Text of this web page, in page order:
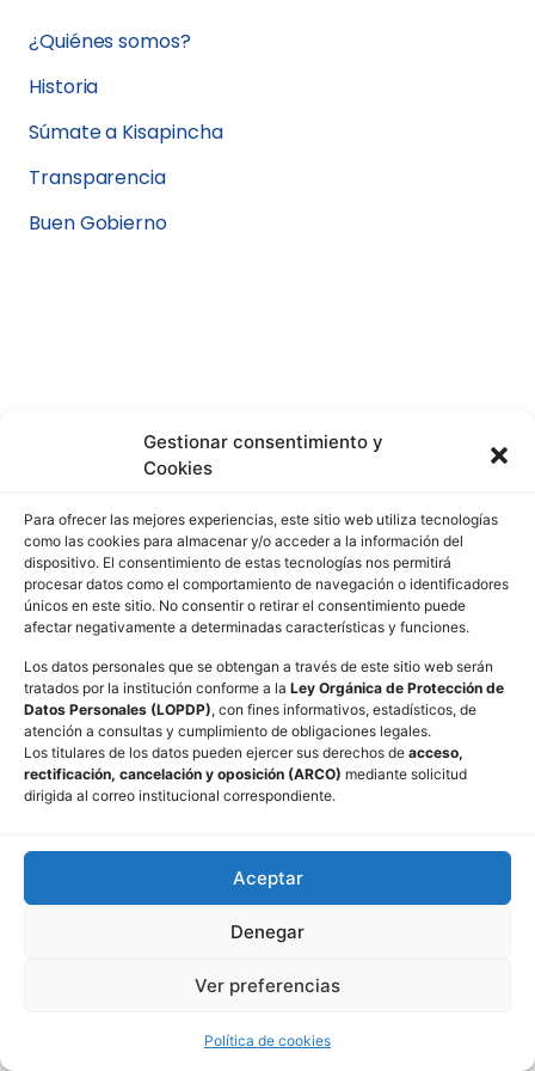
Gestionar consentimiento y
Cookies
Para ofrecer las mejores experiencias, este sitio web utiliza tecnologías
como las cookies para almacenar y/o acceder a la información del
dispositivo. El consentimiento de estas tecnologías nos permitirá
procesar datos como el comportamiento de navegación o identificadores
únicos en este sitio. No consentir o retirar el consentimiento puede
afectar negativamente a determinadas características y funciones.
Los datos personales que se obtengan a través de este sitio web serán
tratados por la institución conforme a la Ley Orgánica de Protección de
Datos Personales (LOPDP), con fines informativos, estadísticos, de
atención a consultas y cumplimiento de obligaciones legales.
Los titulares de los datos pueden ejercer sus derechos de acceso,
rectificación, cancelación y oposición (ARCO) mediante solicitud
dirigida al correo institucional correspondiente.
Aceptar
Denegar
Ver preferencias
Política de cookies
¿Quiénes somos?
Historia
Súmate a Kisapincha
Transparencia
Buen Gobierno